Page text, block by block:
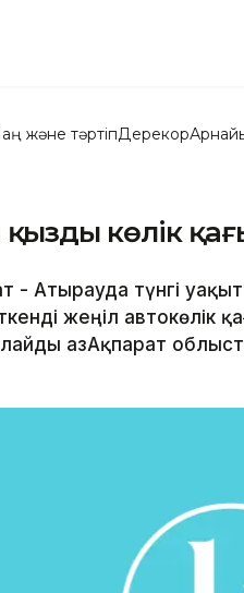
және тәртіпДерекқор
көлік
- Атырауда түнгі
жеңіл автокөлік
ҚазАқпарат